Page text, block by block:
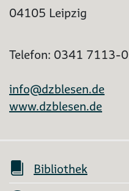
04105 Leipzig
Telefon: 0341 7113-0
info@dzblesen.de
www.dzblesen.de
Bibliothek